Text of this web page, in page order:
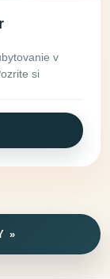
v
si
»